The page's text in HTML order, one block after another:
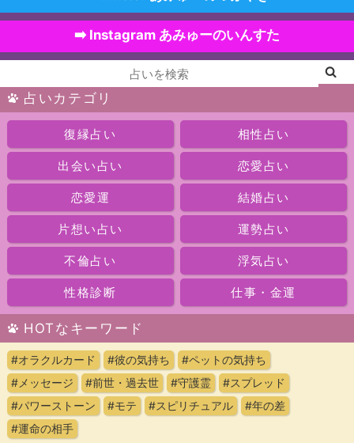
➡️ Instagram あみゅーのいんすた
占いカテゴリ
復縁占い 相性占い
出会い占い 恋愛占い
恋愛運 結婚占い
片想い占い 運勢占い
不倫占い 浮気占い
性格診断 仕事・金運
HOTなキーワード
#オラクルカード #彼の気持ち
#ペットの気持ち
#メッセージ
#前世・過去世 #守護霊
#スプレッド
#パワーストーン
#モテ #スピリチュアル
#年の差
#運命の相手